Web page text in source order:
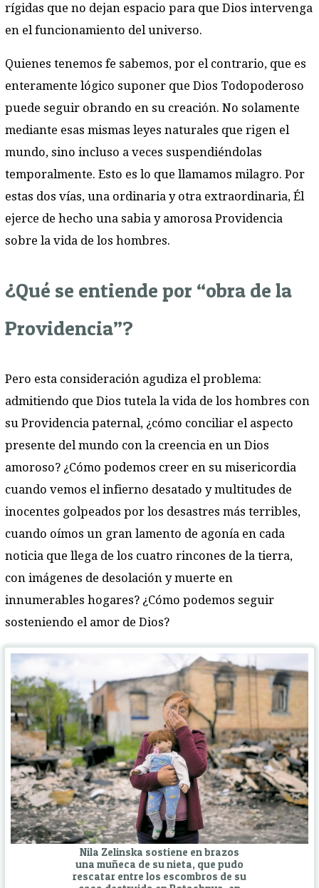
rígidas que no dejan espacio para que Dios intervenga
en el funcionamiento del universo.
Quienes tenemos fe sabemos, por el contrario, que es
enteramente lógico suponer que Dios Todopoderoso
puede seguir obrando en su creación. No solamente
mediante esas mismas leyes naturales que rigen el
mundo, sino incluso a veces suspendiéndolas
temporalmente. Esto es lo que llamamos milagro. Por
estas dos vías, una ordinaria y otra extraordinaria, Él
ejerce de hecho una sabia y amorosa Providencia
sobre la vida de los hombres.
¿Qué se entiende por “obra de la
Providencia”?
Pero esta consideración agudiza el problema:
admitiendo que Dios tutela la vida de los hombres con
su Providencia paternal, ¿cómo conciliar el aspecto
presente del mundo con la creencia en un Dios
amoroso? ¿Cómo podemos creer en su misericordia
cuando vemos el infierno desatado y multitudes de
inocentes golpeados por los desastres más terribles,
cuando oímos un gran lamento de agonía en cada
noticia que llega de los cuatro rincones de la tierra,
con imágenes de desolación y muerte en
innumerables hogares? ¿Cómo podemos seguir
sosteniendo el amor de Dios?
Nila Zelinska sostiene en brazos
una muñeca de su nieta, que pudo
rescatar entre los escombros de su